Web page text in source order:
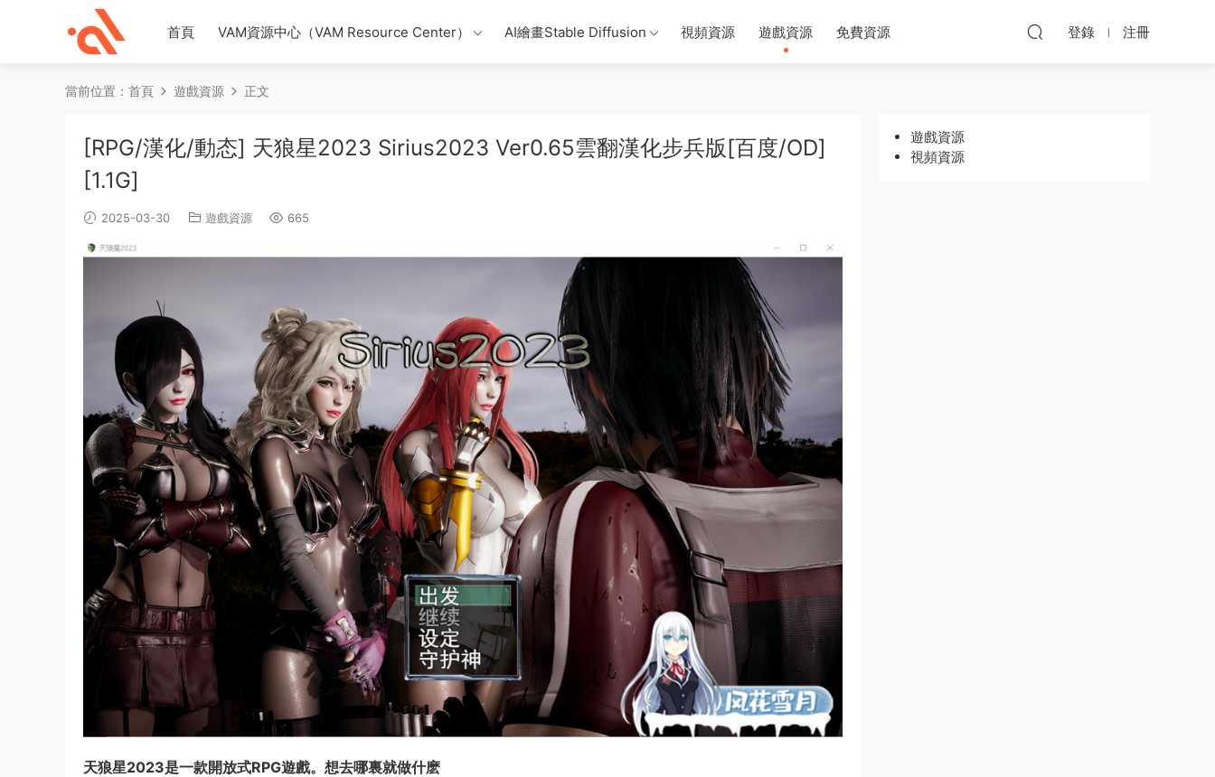
首頁 VAM資源中心（VAM Resource Center） AI繪畫Stable Diffusion 視頻資源 遊戲資源 免費資源 登錄 注冊
當前位置： 首頁 遊戲資源 正文
[RPG/漢化/動态] 天狼星2023 Sirius2023 Ver0.65雲翻漢化步兵版[百度/OD]
[1.1G]
2025-03-30 遊戲資源 665
天狼星2023是一款開放式RPG遊戲。想去哪裏就做什麽
遊戲資源
視頻資源